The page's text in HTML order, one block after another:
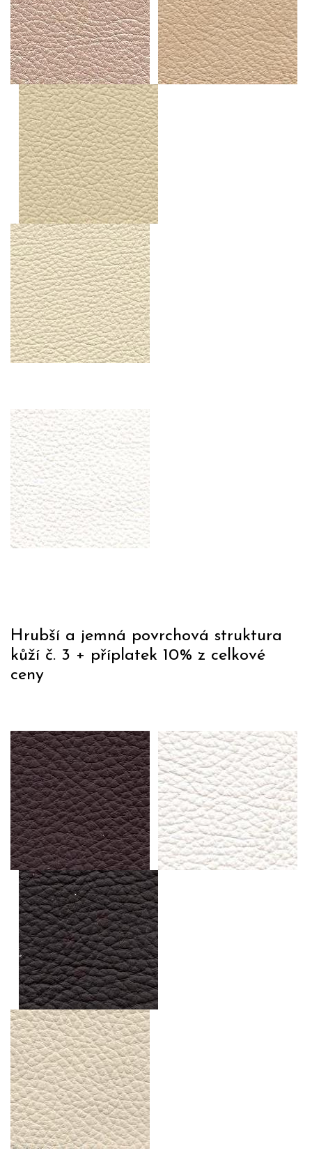
Hrubší a jemná povrchová struktura
kůží č. 3 + příplatek 10% z celkové
ceny